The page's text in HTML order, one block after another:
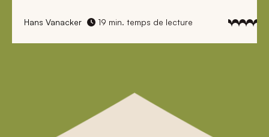
Hans Vanacker 19 min. temps de lecture